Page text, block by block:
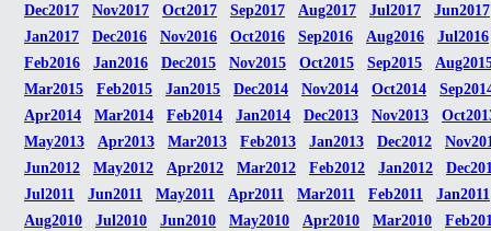
Dec2017
Nov2017 Oct2017 Sep2017 Aug2017 Jul2017
Jun2017
Jan2017
Dec2016 Nov2016 Oct2016 Sep2016 Aug2016
Jul2016
Feb2016
Jan2016 Dec2015 Nov2015 Oct2015 Sep2015
Mar2015
Feb2015 Jan2015 Dec2014 Nov2014 Oct2014
Apr2014
Mar2014 Feb2014 Jan2014 Dec2013 Nov2013
May2013
Apr2013 Mar2013 Feb2013 Jan2013 Dec2012
Jun2012
May2012 Apr2012 Mar2012 Feb2012 Jan2012
Jul2011
Jun2011 May2011 Apr2011 Mar2011 Feb2011
Jan2011
Aug2010
Jul2010 Jun2010 May2010 Apr2010 Mar2010